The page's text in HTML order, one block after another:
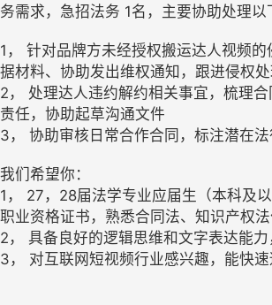
务需求，急招法务 1名，主要协助处理以
1， 针对品牌方未经授权搬运达人视频
据材料、协助发出维权通知，跟进侵权
2， 处理达人违约解约相关事宜，梳理
责任，协助起草沟通文件
3， 协助审核日常合作合同，标注潜在
我们希望你：
1， 27，28届法学专业应届生（本科及
职业资格证书，熟悉合同法、知识产权
2， 具备良好的逻辑思维和文字表达能
3， 对互联网短视频行业感兴趣，能快